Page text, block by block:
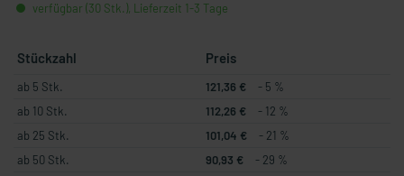
verfügbar (30 Stk.), Lieferzeit 1-3 Tage
Stückzahl Preis
ab 5 Stk. 121,36 €
- 5 %
ab 10 Stk.
112,26 €
- 12 %
ab 25 Stk.
101,04 €
- 21 %
ab 50 Stk.
90,93 €
- 29 %